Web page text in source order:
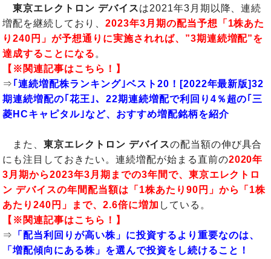
東京エレクトロン デバイスは2021年3月期以降、連続
増配を継続しており、2023年3月期の配当予想「1株あた
り240円」が予想通りに実施されれば、”3期連続増配”を
達成することになる 。
【※関連記事はこちら！】
⇒ ｢連続増配株ランキング｣ベスト20！[2022年最新版]32
期連続増配の｢花王｣、22期連続増配で利回り4％超の｢三
菱HCキャピタル｣など、おすすめ増配銘柄を紹介
また、東京エレクトロン デバイスの配当額の伸び具合
にも注目しておきたい。連続増配が始まる直前の2020年
3月期から2023年3月期までの3年間で、東京エレクトロ
ン デバイスの年間配当額は「1株あたり90 円」から「1株
あたり240円」まで、2.6倍に増加 している。
【※関連記事はこちら！】
⇒
「配当利回りが高い株」に投資するより重要なのは、
「増配傾向にある株」を選んで投資をし続けること！